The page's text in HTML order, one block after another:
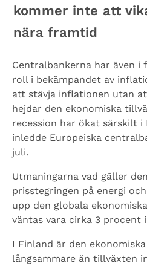
kommer inte att
nära framtid
Centralbankerna har även
roll i bekämpandet av
att stävja inflationen utan
hejdar den ekonomiska
recession har ökat särskilt i
inledde Europeiska
juli.
Utmaningarna vad gäller
prisstegringen på energi
upp den globala
väntas vara cirka 3 procent
I Finland är den
långsammare än tillväxten